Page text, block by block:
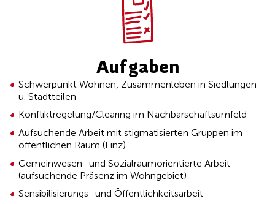
Aufgaben
Schwerpunkt Wohnen, Zusammenleben in Siedlungen
u. Stadtteilen
Konfliktregelung/Clearing im Nachbarschaftsumfeld
Aufsuchende Arbeit mit stigmatisierten Gruppen im
öffentlichen Raum (Linz)
Gemeinwesen- und Sozialraumorientierte Arbeit
(aufsuchende Präsenz im Wohngebiet)
Sensibilisierungs- und Öffentlichkeitsarbeit